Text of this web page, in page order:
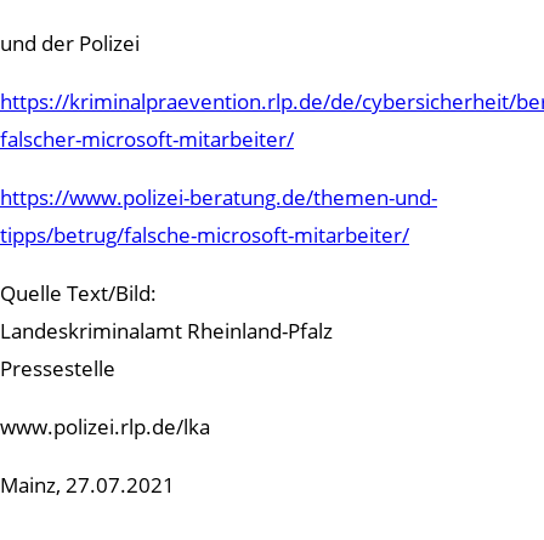
und der Polizei
https://kriminalpraevention.rlp.de/de/cybersicherheit/
falscher-microsoft-mitarbeiter/
https://www.polizei-beratung.de/themen-und-
tipps/betrug/falsche-microsoft-mitarbeiter/
Quelle Text/Bild:
Landeskriminalamt Rheinland-Pfalz
Pressestelle
www.polizei.rlp.de/lka
Mainz, 27.07.2021